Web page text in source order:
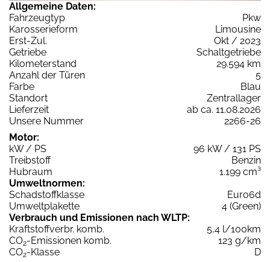
Allgemeine Daten:
Fahrzeugtyp
Pkw
Karosserieform
Limousine
Erst-Zul.
Okt / 2023
Getriebe
Schaltgetriebe
Kilometerstand
29.594 km
Anzahl der Türen
5
Farbe
Blau
Standort
Zentrallager
Lieferzeit
ab ca. 11.08.2026
Unsere Nummer
2266-26
Motor:
kW / PS
96 kW / 131 PS
Treibstoff
Benzin
Hubraum
1.199 cm³
Umweltnormen:
Schadstoffklasse
Euro6d
Umweltplakette
4 (Green)
Verbrauch und Emissionen nach WLTP:
Kraftstoffverbr. komb.
5,4 l/100km
CO2-Emissionen komb.
123 g/km
CO2-Klasse
D